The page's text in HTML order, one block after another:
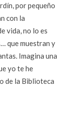
por pequeño
con la
vida, no lo es
que muestran y
Imagina una
yo te he
de la Biblioteca